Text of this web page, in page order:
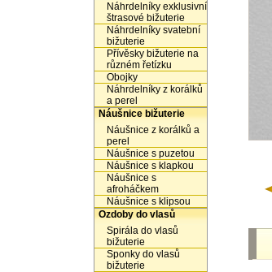
Náhrdelníky exklusivní
štrasové bižuterie
Náhrdelníky svatební
bižuterie
Přívěsky bižuterie na
různém řetízku
Obojky
Náhrdelníky z korálků
a perel
Náušnice bižuterie
Náušnice z korálků a
perel
Náušnice s puzetou
Náušnice s klapkou
Náušnice s
afroháčkem
Náušnice s klipsou
Ozdoby do vlasů
Spirála do vlasů
bižuterie
Sponky do vlasů
bižuterie